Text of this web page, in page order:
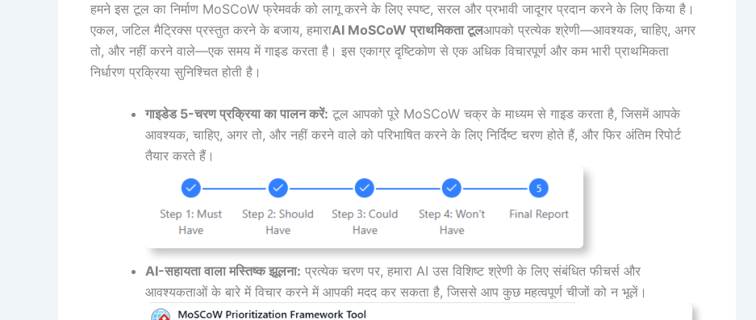
हमने इस टूल का निर्माण MoSCoW फ्रेमवर्क को लागू करने के लिए स्पष्ट, सरल और प्रभावी जादूगर प्रदान करने के लिए किया है।
एकल, जटिल मैट्रिक्स प्रस्तुत करने के बजाय, हमाराAI MoSCoW प्राथमिकता टूलआपको प्रत्येक श्रेणी—आवश्यक, चाहिए, अगर
तो, और नहीं करने वाले—एक समय में गाइड करता है। इस एकाग्र दृष्टिकोण से एक अधिक विचारपूर्ण और कम भारी प्राथमिकता
निर्धारण प्रक्रिया सुनिश्चित होती है।
गाइडेड 5-चरण प्रक्रिया का पालन करें: टूल आपको पूरे MoSCoW चक्र के माध्यम से गाइड करता है, जिसमें आपके
आवश्यक, चाहिए, अगर तो, और नहीं करने वाले को परिभाषित करने के लिए निर्दिष्ट चरण होते हैं, और फिर अंतिम रिपोर्ट
तैयार करते हैं।
AI-सहायता वाला मस्तिष्क झूलना: प्रत्येक चरण पर, हमारा AI उस विशिष्ट श्रेणी के लिए संबंधित फीचर्स और
आवश्यकताओं के बारे में विचार करने में आपकी मदद कर सकता है, जिससे आप कुछ महत्वपूर्ण चीजों को न भूलें।